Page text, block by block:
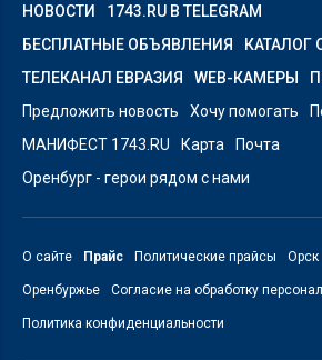
НОВОСТИ
1743.RU В TELEGRAM
БЕСПЛАТНЫЕ ОБЪЯВЛЕНИЯ
КАТАЛОГ
ТЕЛЕКАНАЛ ЕВРАЗИЯ
WEB-КАМЕРЫ
Предложить новость
Хочу помогать
МАНИФЕСТ 1743.RU
Карта
Почта
Оренбург - герои рядом с нами
О сайте Прайс Политические прайсы Орск
Оренбуржье Согласие на обработку
Политика конфиденциальности